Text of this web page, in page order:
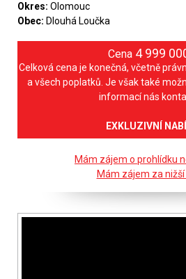
Okres: Olomouc
Obec: Dlouhá Loučka
Cena 4 999
Celková cena je konečná, včetně
a všech poplatků. Je však také
informací nás
EXKLUZIVNÍ
Mám zájem o prohlídku
Mám zájem za nižší